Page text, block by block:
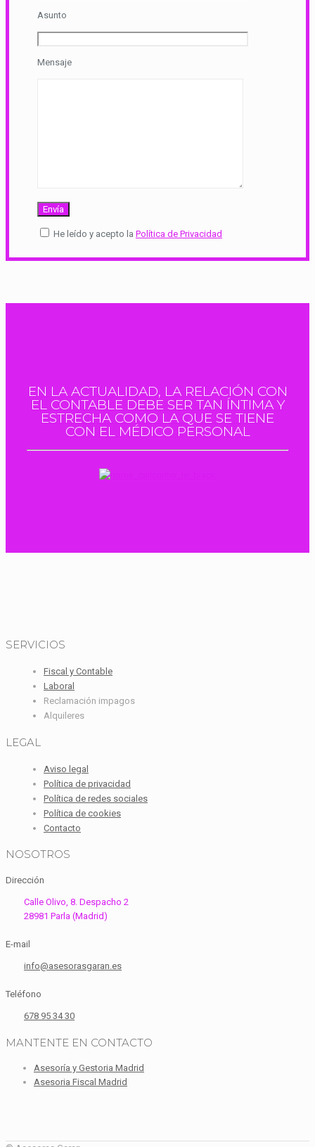
Asunto
Mensaje
He leído y acepto la Política de Privacidad
EN LA ACTUALIDAD, LA RELACIÓN CON
EL CONTABLE DEBE SER TAN ÍNTIMA Y
ESTRECHA COMO LA QUE SE TIENE
CON EL MÉDICO PERSONAL
SERVICIOS
Fiscal y Contable
Laboral
Reclamación impagos
Alquileres
LEGAL
Aviso legal
Política de privacidad
Política de redes sociales
Política de cookies
Contacto
NOSOTROS
Dirección
Calle Olivo, 8. Despacho 2
28981 Parla (Madrid)
E-mail
info@asesorasgaran.es
Teléfono
678 95 34 30
MANTENTE EN CONTACTO
Asesoría y Gestoria Madrid
Asesoria Fiscal Madrid